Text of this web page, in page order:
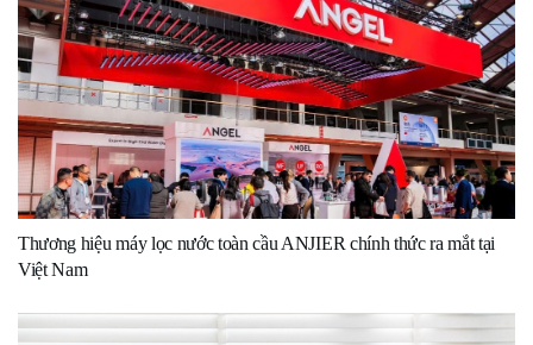
Thương hiệu máy lọc nước toàn cầu ANJIER chính thức ra mắt tại
Việt Nam